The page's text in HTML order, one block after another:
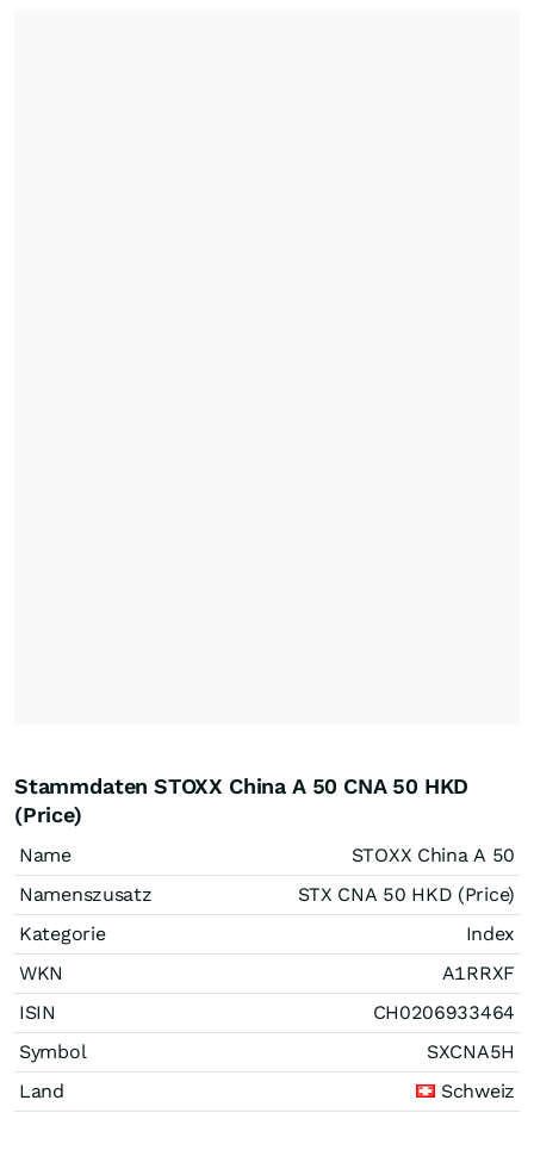
Stammdaten STOXX China A 50 CNA 50 HKD
(Price)
Name
STOXX China A 50
Namenszusatz
STX CNA 50 HKD (Price)
Kategorie
Index
WKN
A1RRXF
ISIN
CH0206933464
Symbol
SXCNA5H
Land
Schweiz